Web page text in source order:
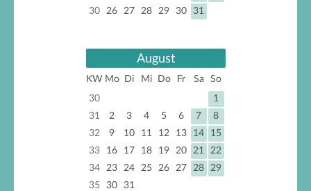
30
26 27 28 29 30 31
August
KW Mo Di Mi Do Fr Sa
So
30
1
31
2 3 4 5 6 7
8
32
9 10 11 12 13 14
15
33
16 17 18 19 20 21
22
34
23 24 25 26 27 28
29
35
30 31